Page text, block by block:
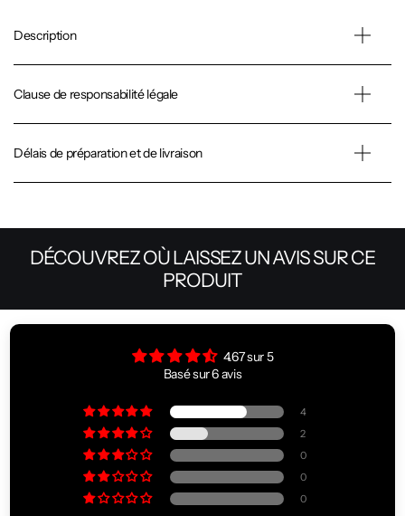
Description
Clause de responsabilité légale
Délais de préparation et de livraison
DÉCOUVREZ OÙ LAISSEZ UN AVIS SUR CE
PRODUIT
4.67 sur 5
Basé sur 6 avis
4
2
0
0
0